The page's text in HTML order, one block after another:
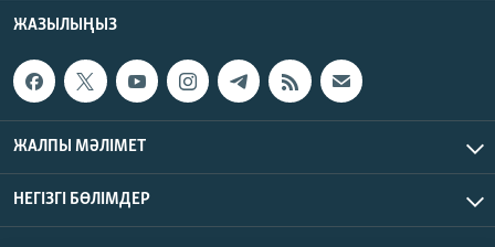
ЖАЗЫЛЫҢЫЗ
ЖАЛПЫ МӘЛІМЕТ
НЕГІЗГІ БӨЛІМДЕР